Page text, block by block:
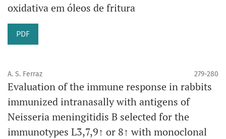
oxidativa em óleos de fritura
PDF
A. S. Ferraz 279-280
Evaluation of the immune response in rabbits
immunized intranasally with antigens of
Neisseria meningitidis B selected for the
immunotypes L3,7,9↑ or 8↑ with monoclonal